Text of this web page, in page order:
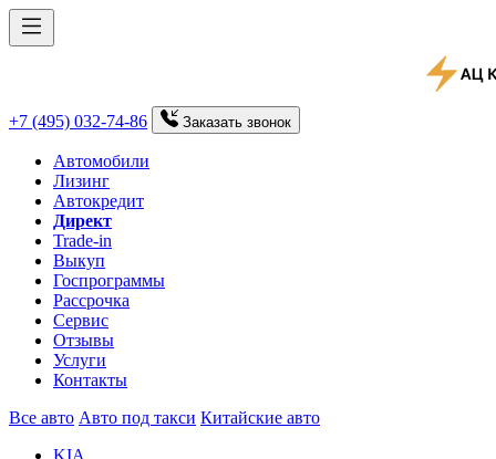
+7 (495) 032-74-86 Заказать звонок
Автомобили
Лизинг
Автокредит
Директ
Trade-in
Выкуп
Госпрограммы
Рассрочка
Сервис
Отзывы
Услуги
Контакты
Все авто Авто под такси Китайские авто
KIA